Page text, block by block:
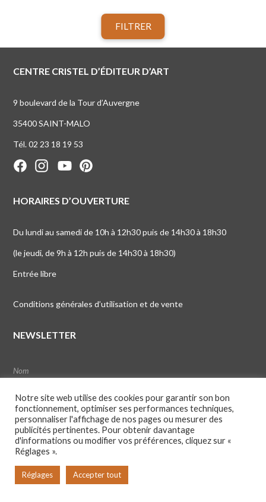
FILTRER
CENTRE CRISTEL D’ÉDITEUR D’ART
9 boulevard de la Tour d’Auvergne
35400 SAINT-MALO
Tél. 02 23 18 19 53
HORAIRES D’OUVERTURE
Du lundi au samedi de 10h à 12h30 puis de 14h30 à 18h30
(le jeudi, de 9h à 12h puis de 14h30 à 18h30)
Entrée libre
Conditions générales d’utilisation et de vente
NEWSLETTER
Notre site web utilise des cookies pour garantir son bon
fonctionnement, optimiser ses performances techniques,
personnaliser l'affichage de nos pages ou mesurer des
publicités pertinentes. Pour obtenir davantage
d'informations ou modifier vos préférences, cliquez sur «
Réglages ».
Réglages Accepter tout